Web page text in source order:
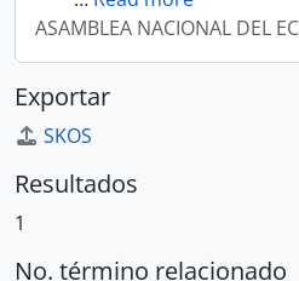
ASAMBLEA NACIONAL DEL
Exportar
SKOS
Resultados
1
No. término relacionado